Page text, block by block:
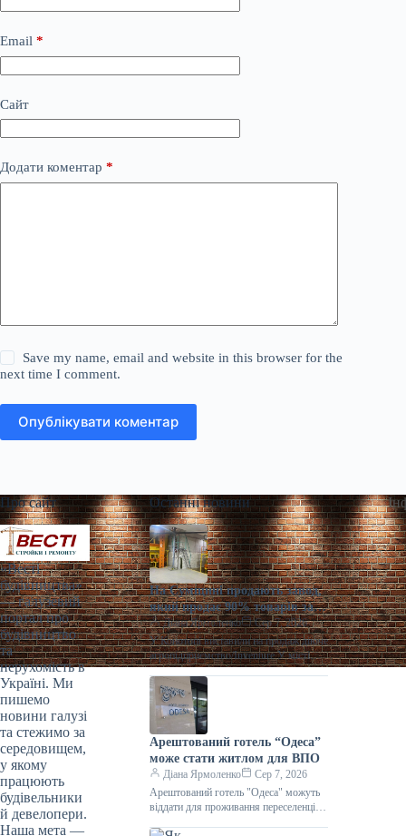
Email *
Сайт
Додати коментар *
Save my name, email and website in this browser for the
next time I comment.
Опублікувати коментар
Про сайт
«Весті
будівництва»
— галузевий
портал про
будівництво
та
нерухомість в
Україні. Ми
пишемо
новини галузі
та стежимо за
середовищем,
у якому
працюють
будівельники
й девелопери.
Наша мета —
Останні новини
На Сумщині продають завод,
який продає 90% товарів за
кордон
Діана Ярмоленко
Сер 7, 2026
У Конотопі виставили на продаж діюче
агропідприємство/Inventure У місті
Конотоп Сумської області виставили
на продаж 100% корпоративних прав
діючого агропереробного
Арештований готель “Одеса”
може стати житлом для ВПО
Діана Ярмоленко
Сер 7, 2026
Арештований готель "Одеса" можуть
віддати для проживання переселенців /